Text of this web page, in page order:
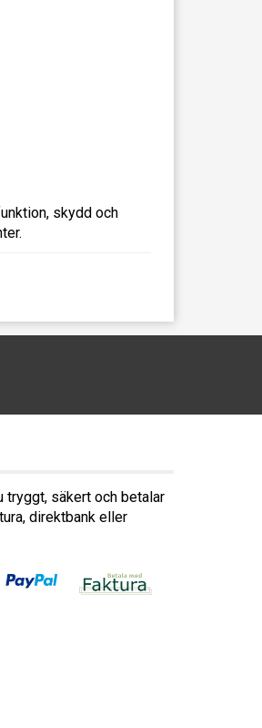
skydd och
tryggt, säkert och betalar
direktbank eller